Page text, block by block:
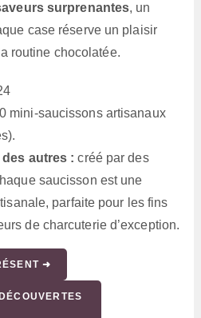
surprenantes, un
case réserve un plaisir
routine chocolatée.
mini-saucissons artisanaux
autres : créé par des
saucisson est une
parfaite pour les fins
de charcuterie d’exception.
➜